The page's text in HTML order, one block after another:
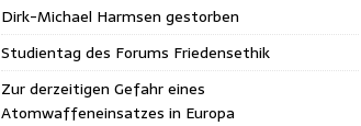
Dirk-Michael Harmsen gestorben
Studientag des Forums Friedensethik
Zur derzeitigen Gefahr eines
Atomwaffeneinsatzes in Europa